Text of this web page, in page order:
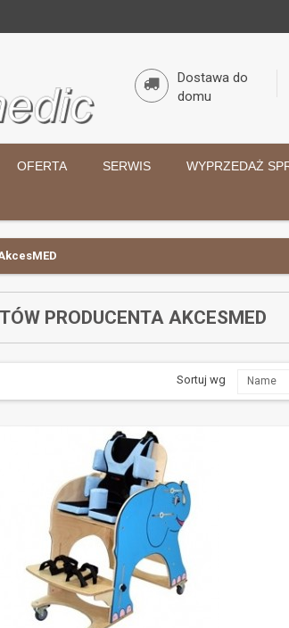
Dostawa do
domu
OFERTA SERWIS WYPRZEDAŻ
PRODUCENTA AKCESMED
Sortuj wg Name